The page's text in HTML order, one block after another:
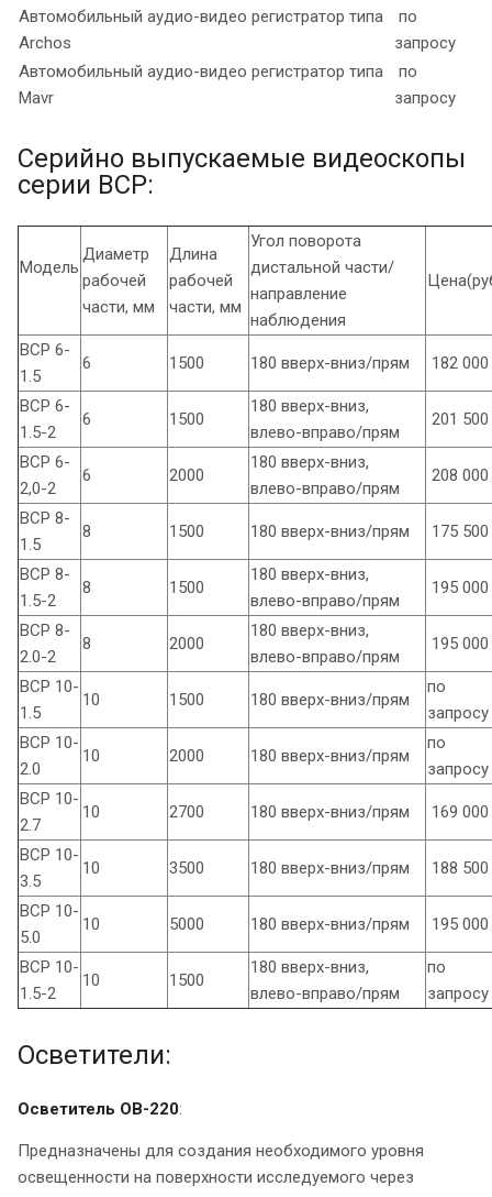
Автомобильный аудио-видео регистратор типа
Archos
по
запросу
Автомобильный аудио-видео регистратор типа
Mavr
по
запросу
Серийно выпускаемые видеоскопы
серии ВСР:
Модель
Диаметр
рабочей
части, мм
Длина
рабочей
части, мм
Угол поворота
дистальной части/
направление
наблюдения
ВСР 6-
1.5
6 1500 180 вверх-вниз/прям 182 000
ВСР 6-
1.5-2
6 1500
180 вверх-вниз,
влево-вправо/прям
201 500
ВСР 6-
2,0-2
6 2000
180 вверх-вниз,
влево-вправо/прям
208 000
ВСР 8-
1.5
8 1500 180 вверх-вниз/прям 175 500
ВСР 8-
1.5-2
8 1500
180 вверх-вниз,
влево-вправо/прям
195 000
ВСР 8-
2.0-2
8 2000
180 вверх-вниз,
влево-вправо/прям
195 000
ВСР 10-
1.5
10 1500 180 вверх-вниз/прям
по
запросу
ВСР 10-
2.0
10 2000 180 вверх-вниз/прям
по
запросу
ВСР 10-
2.7
10 2700 180 вверх-вниз/прям 169 000
ВСР 10-
3.5
10 3500 180 вверх-вниз/прям 188 500
ВСР 10-
5.0
10 5000 180 вверх-вниз/прям 195 000
ВСР 10-
1.5-2
10 1500
180 вверх-вниз,
влево-вправо/прям
по
запросу
Осветители:
Осветитель ОВ-220:
Предназначены для создания необходимого уровня
освещенности на поверхности исследуемого через